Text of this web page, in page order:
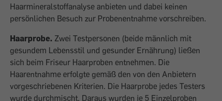
Haarmineralstoffanalyse anbieten und dabei keinen
persönlichen Besuch zur Probenentnahme vorschreiben.
Haarprobe. Zwei Testpersonen (beide männlich mit
gesundem Lebensstil und gesunder Ernährung) ließen
sich beim Friseur Haarproben entnehmen. Die
Haarentnahme erfolgte gemäß den von den Anbietern
vorgeschriebenen Kriterien. Die Haarprobe jedes Testers
wurde durchmischt. Daraus wurden je 5 Einzelproben